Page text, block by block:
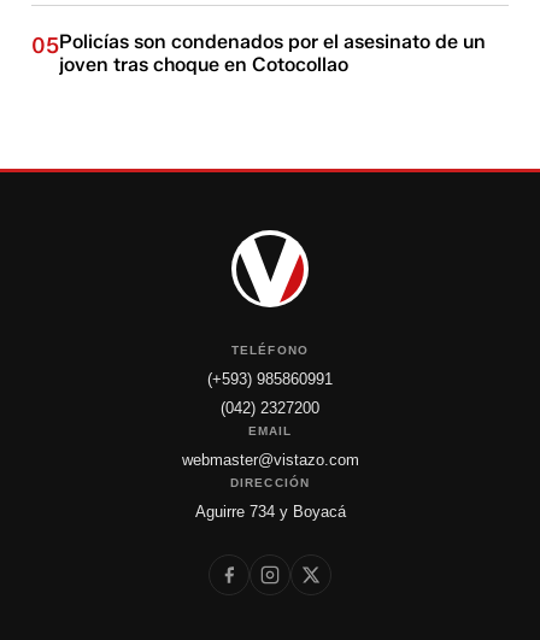
05Policías son condenados por el asesinato de un
joven tras choque en Cotocollao
TELÉFONO
(+593) 985860991
(042) 2327200
EMAIL
webmaster@vistazo.com
DIRECCIÓN
Aguirre 734 y Boyacá